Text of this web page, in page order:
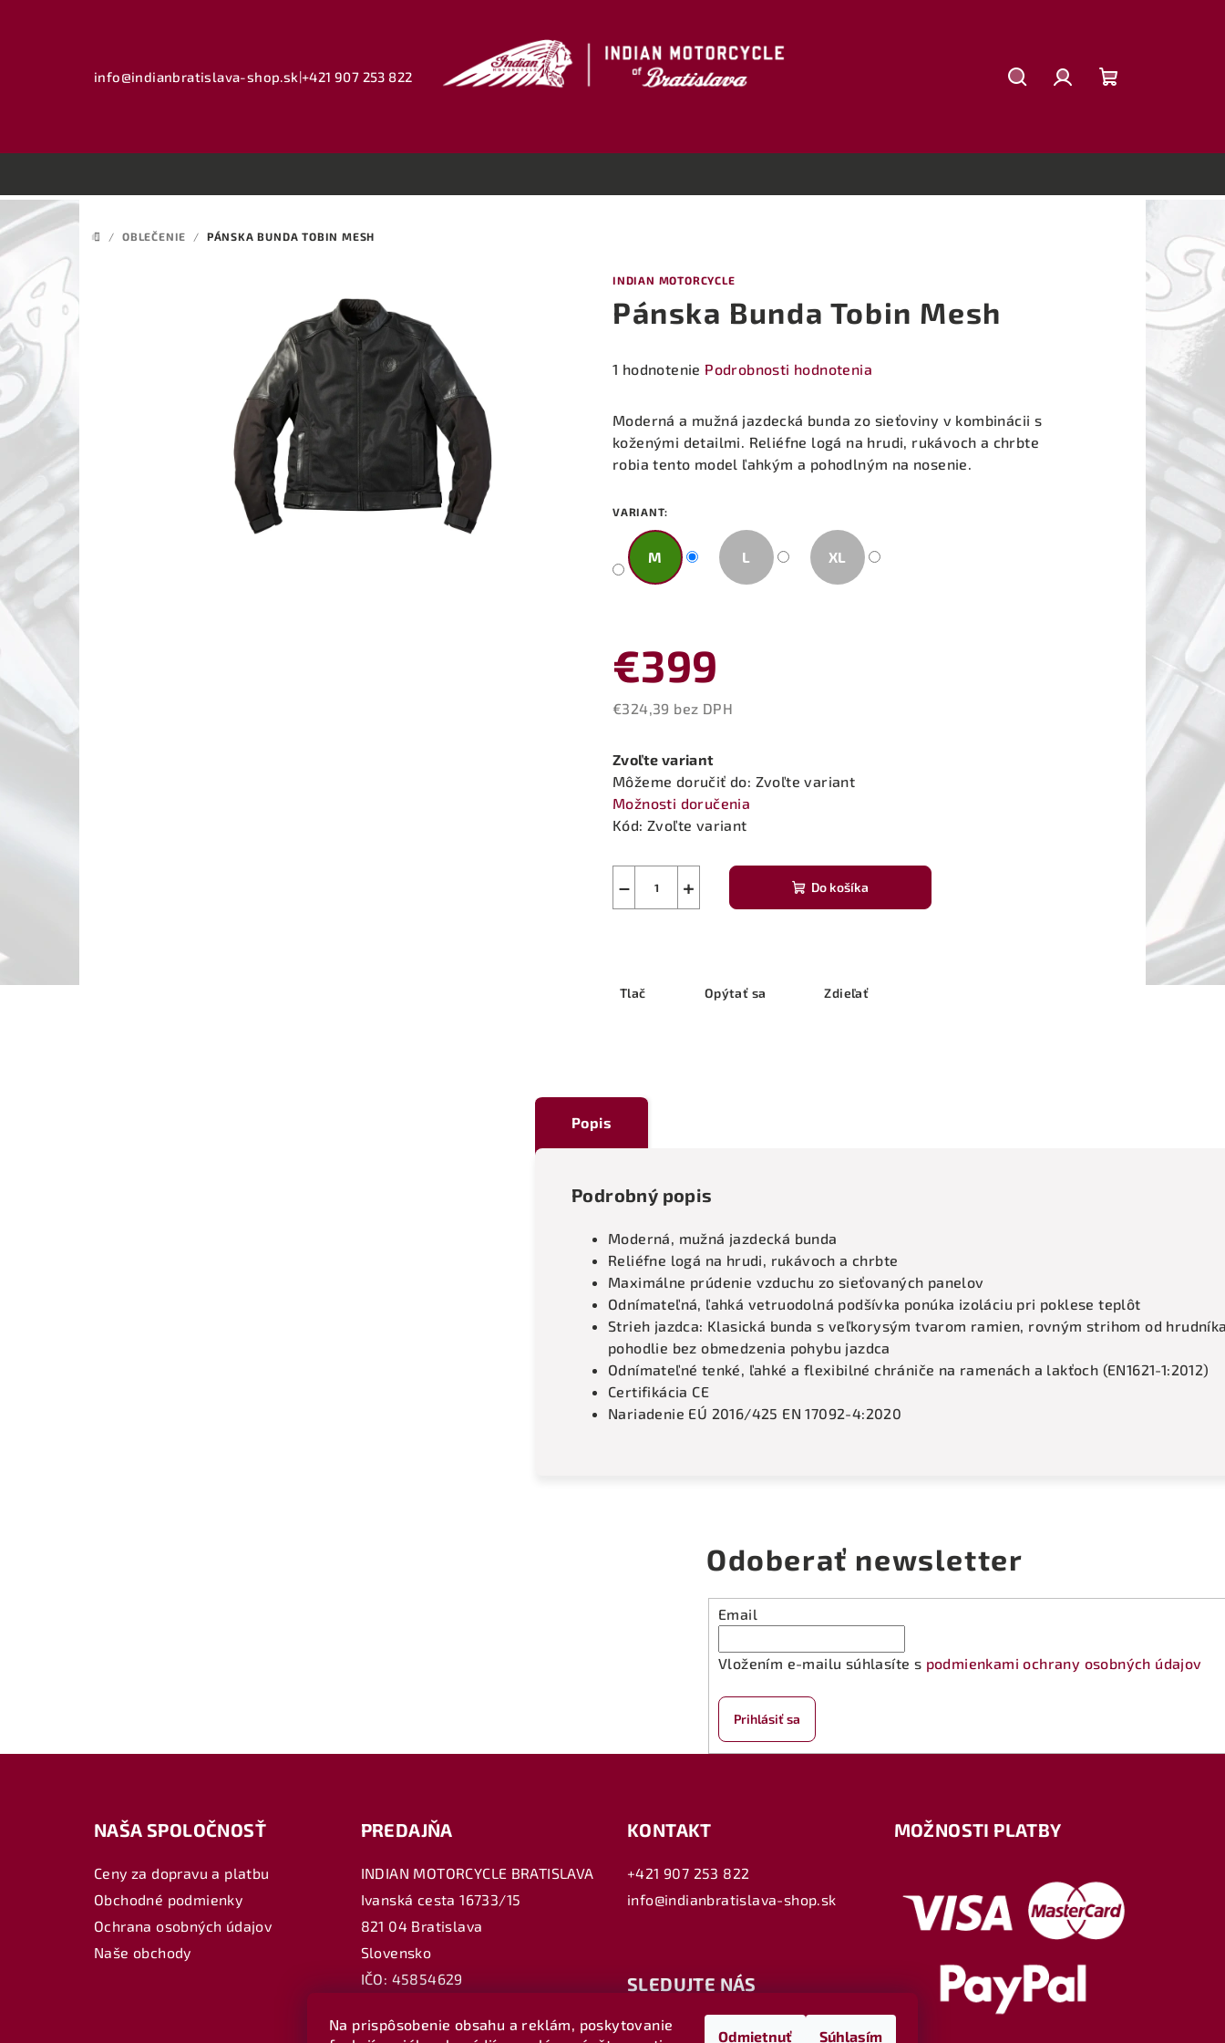
Na prispôsobenie obsahu a reklám, poskytovanie
Odmietnuť Súhlasím
info@indianbratislava-shop.sk|+421 907 253 822
košík
DOMOV
/ OBLEČENIE / PÁNSKA BUNDA TOBIN MESH
INDIAN MOTORCYCLE
Pánska Bunda Tobin Mesh
Priemerné
produktu
je
5,0
hviezdičiek.
1 hodnotenie Podrobnosti hodnotenia
Moderná a mužná jazdecká bunda zo sieťoviny v kombinácii s
koženými detailmi. Reliéfne logá na hrudi, rukávoch a chrbte
robia tento model ľahkým a pohodlným na nosenie.
VARIANT:
M L XL
€399
€324,39 bez DPH
cena:
Zvoľte variant
Môžeme doručiť do: Zvoľte variant
Možnosti doručenia
Kód: Zvoľte variant
+
− Do košíka
Tlač Opýtať sa Zdieľať
Popis
Podrobný popis
Moderná, mužná jazdecká bunda
Reliéfne logá na hrudi, rukávoch a chrbte
Maximálne prúdenie vzduchu zo sieťovaných panelov
Odnímateľná, ľahká vetruodolná podšívka ponúka izoláciu pri poklese teplôt
Strieh jazdca: Klasická bunda s veľkorysým tvarom ramien, rovným strihom od
pohodlie bez obmedzenia pohybu jazdca
Odnímateľné tenké, ľahké a flexibilné chrániče na ramenách a lakťoch (EN1621-1:2012)
Certifikácia CE
Nariadenie EÚ 2016/425 EN 17092-4:2020
Odoberať newsletter
Email
Vložením e-mailu súhlasíte s podmienkami ochrany osobných údajov
Prihlásiť sa
NAŠA SPOLOČNOSŤ
Ceny za dopravu a platbu
Obchodné podmienky
Ochrana osobných údajov
Naše obchody
PREDAJŇA
INDIAN MOTORCYCLE BRATISLAVA
Ivanská cesta 16733/15
821 04 Bratislava
Slovensko
IČO: 45854629
IČ DPH: SK2023105183
KONTAKT
+421 907 253 822
info@indianbratislava-shop.sk
SLEDUJTE NÁS
IndianMotorcycleBratislava
MOŽNOSTI PLATBY